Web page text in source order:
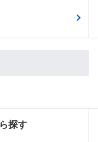
探す